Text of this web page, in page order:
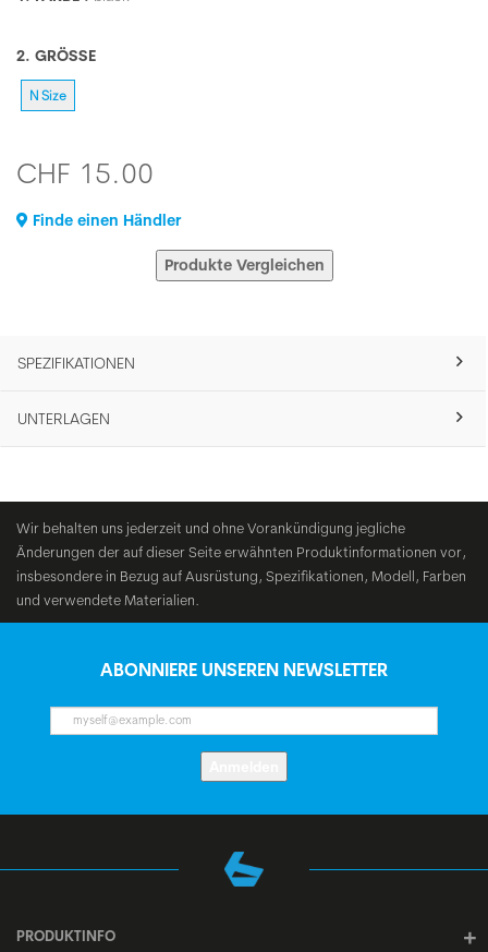
2. GRÖSSE
N Size
CHF 15.00
Finde einen Händler
Produkte Vergleichen
SPEZIFIKATIONEN
UNTERLAGEN
Wir behalten uns jederzeit und ohne Vorankündigung jegliche
Änderungen der auf dieser Seite erwähnten Produktinformationen vor,
insbesondere in Bezug auf Ausrüstung, Spezifikationen, Modell, Farben
und verwendete Materialien.
ABONNIERE UNSEREN NEWSLETTER
PRODUKTINFO